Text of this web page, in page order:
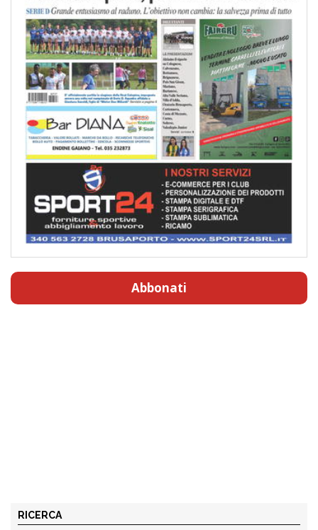
Abbonati
RICERCA